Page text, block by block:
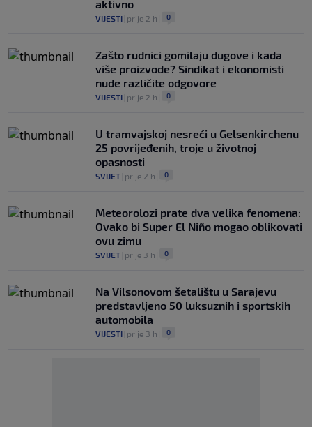
aktivno
VIJESTI prije 2 h 0
Zašto rudnici gomilaju dugove i kada
više proizvode? Sindikat i ekonomisti
nude različite odgovore
VIJESTI prije 2 h 0
U tramvajskoj nesreći u Gelsenkirchenu
25 povrijeđenih, troje u životnoj
opasnosti
SVIJET prije 2 h 0
Meteorolozi prate dva velika fenomena:
Ovako bi Super El Niño mogao oblikovati
ovu zimu
SVIJET prije 3 h 0
Na Vilsonovom šetalištu u Sarajevu
predstavljeno 50 luksuznih i sportskih
automobila
VIJESTI prije 3 h 0